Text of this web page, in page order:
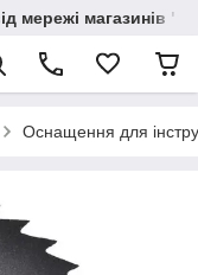
мережі магазинів
Оснащення для